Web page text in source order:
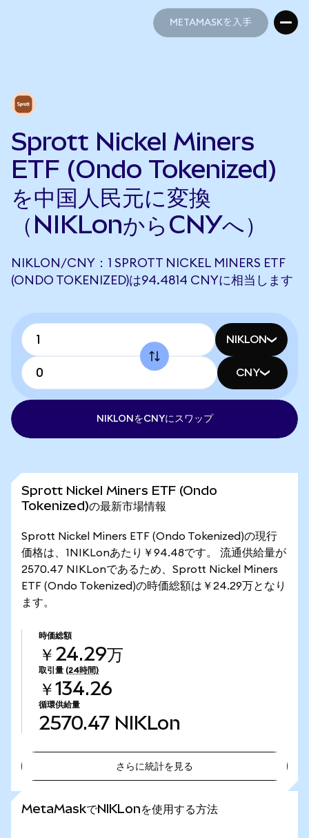
METAMASKを入手
Sprott Nickel Miners
ETF (Ondo Tokenized)
を中国人民元に変換
（NIKLonからCNYへ）
NIKLON/CNY：1 SPROTT NICKEL MINERS ETF
(ONDO TOKENIZED)は94.4814 CNYに相当します
NIKLON
CNY
NIKLONをCNYにスワップ
Sprott Nickel Miners ETF (Ondo
Tokenized)の最新市場情報
Sprott Nickel Miners ETF (Ondo Tokenized)の現行
価格は、1NIKLonあたり￥94.48です。 流通供給量が
2570.47 NIKLonであるため、Sprott Nickel Miners
ETF (Ondo Tokenized)の時価総額は￥24.29万となり
ます。
時価総額
￥24.29万
取引量 (24時間)
￥134.26
循環供給量
2570.47 NIKLon
さらに統計を見る
MetaMaskでNIKLonを使用する方法